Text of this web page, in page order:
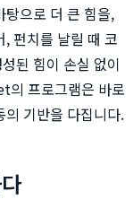
탕으로 더 큰 힘을,
펀치를 날릴 때 코
된 힘이 손실 없이
의 프로그램은 바로
기반을 다집니다.